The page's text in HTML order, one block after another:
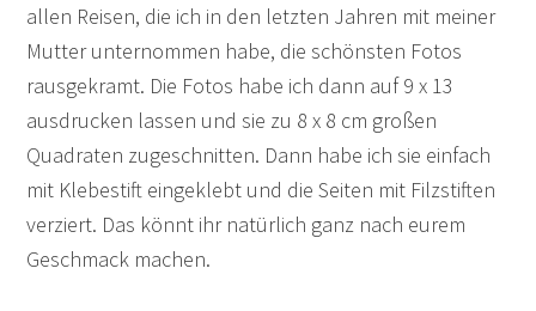
allen Reisen, die ich in den letzten Jahren mit meiner
Mutter unternommen habe, die schönsten Fotos
rausgekramt. Die Fotos habe ich dann auf 9 x 13
ausdrucken lassen und sie zu 8 x 8 cm großen
Quadraten zugeschnitten. Dann habe ich sie einfach
mit Klebestift eingeklebt und die Seiten mit Filzstiften
verziert. Das könnt ihr natürlich ganz nach eurem
Geschmack machen.